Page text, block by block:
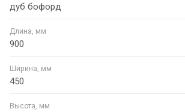
дуб бофорд
Длина, мм
900
Ширина, мм
450
Высота, мм